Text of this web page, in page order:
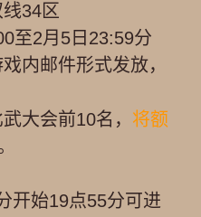
线34区
至2月5日23:59分
内邮件形式发放，
大会前10名， 将额
开始19点55分可进